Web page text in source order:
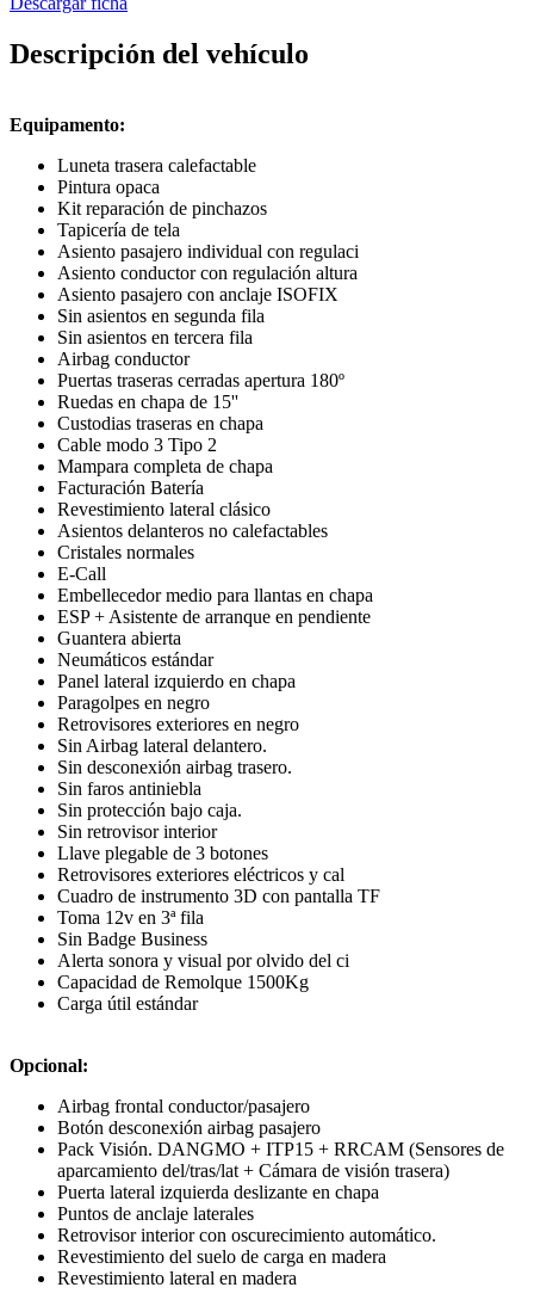
Descripción del vehículo
Equipamento:
Luneta trasera calefactable
Pintura opaca
Kit reparación de pinchazos
Tapicería de tela
Asiento pasajero individual con regulaci
Asiento conductor con regulación altura
Asiento pasajero con anclaje ISOFIX
Sin asientos en segunda fila
Sin asientos en tercera fila
Airbag conductor
Puertas traseras cerradas apertura 180º
Ruedas en chapa de 15''
Custodias traseras en chapa
Cable modo 3 Tipo 2
Mampara completa de chapa
Facturación Batería
Revestimiento lateral clásico
Asientos delanteros no calefactables
Cristales normales
E-Call
Embellecedor medio para llantas en chapa
ESP + Asistente de arranque en pendiente
Guantera abierta
Neumáticos estándar
Panel lateral izquierdo en chapa
Paragolpes en negro
Retrovisores exteriores en negro
Sin Airbag lateral delantero.
Sin desconexión airbag trasero.
Sin faros antiniebla
Sin protección bajo caja.
Sin retrovisor interior
Llave plegable de 3 botones
Retrovisores exteriores eléctricos y cal
Cuadro de instrumento 3D con pantalla TF
Toma 12v en 3ª fila
Sin Badge Business
Alerta sonora y visual por olvido del ci
Capacidad de Remolque 1500Kg
Carga útil estándar
Opcional:
Airbag frontal conductor/pasajero
Botón desconexión airbag pasajero
Pack Visión. DANGMO + ITP15 + RRCAM (Sensores de
aparcamiento del/tras/lat + Cámara de visión trasera)
Puerta lateral izquierda deslizante en chapa
Puntos de anclaje laterales
Retrovisor interior con oscurecimiento automático.
Revestimiento del suelo de carga en madera
Revestimiento lateral en madera